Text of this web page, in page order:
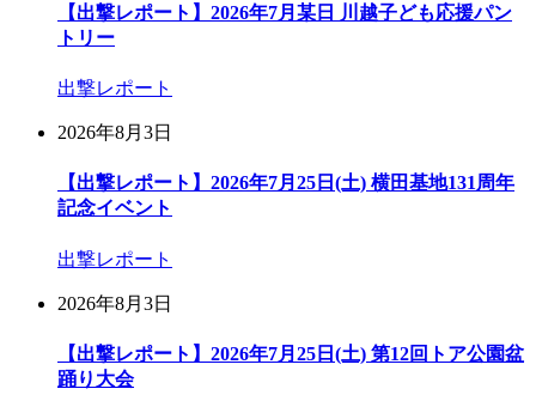
【出撃レポート】2026年7月某日 川越子ども応援パン
トリー
出撃レポート
2026年8月3日
【出撃レポート】2026年7月25日(土) 横田基地131周年
記念イベント
出撃レポート
2026年8月3日
【出撃レポート】2026年7月25日(土) 第12回トア公園盆
踊り大会